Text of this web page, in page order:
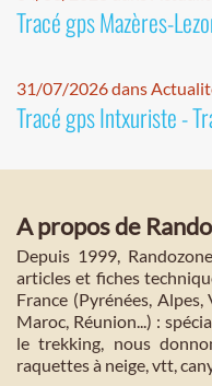
Tracé gps Mazères-
31/07/2026 dans
Tracé gps Intxuriste -
A propos de
Depuis 1999,
articles et fiches
France (Pyrénées,
Maroc, Réunion...) :
le trekking, nous
raquettes à neige, vtt,